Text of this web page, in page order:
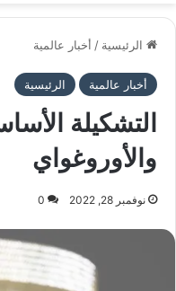
الرئيسية / أخبار عالمية
أخبار عالمية الرئيسية
التشكيلة
والأوروغواي
نوفمبر 28, 2022 0